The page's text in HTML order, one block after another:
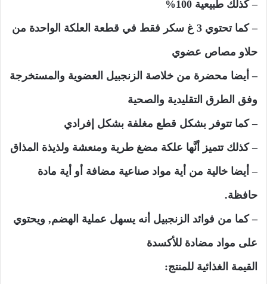
– كذلك طبيعية 100%
– كما تحتوي 3 غ سكر فقط في قطعة العلكة الواحدة من
حلاو مصاص عضوي
– أيضا محضرة من خلاصة الزنجبيل العضوية والمستخرجة
وفق الطرق التقليدية والصحية
– كما تتوفر بشكل قطع مغلفة بشكل إفرادي
– كذلك تتميز أنَّها علكة مضغ طرية ومنعشة ولذيذة المذاق
– أيضا خالية من أية مواد صناعية مضافة أو أية مادة
حافظة.
– كما من فوائد الزنجبيل أنه يسهل عملية الهضم, ويحتوي
على مواد مضادة للأكسدة
القيمة الغذائية للمنتج: